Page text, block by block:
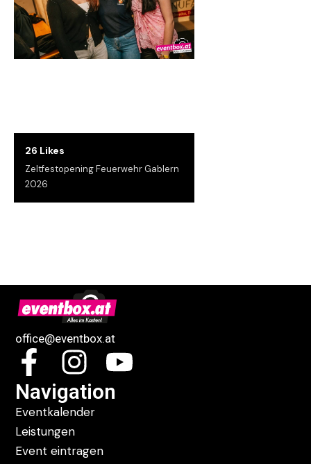
26 Likes
Zeltfestopening Feuerwehr Gablern
2026
office@eventbox.at
Navigation
Eventkalender
Leistungen
Event eintragen